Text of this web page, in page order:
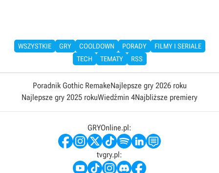
WSZYSTKIE GRY COOLDOWN PORADY
FILMY I SERIALE
TECH
TEMATY RSS
Poradnik Gothic RemakeNajlepsze gry 2026 roku
Najlepsze gry 2025 rokuWiedźmin 4Najbliższe premiery
GRYOnline.pl:
tvgry.pl: